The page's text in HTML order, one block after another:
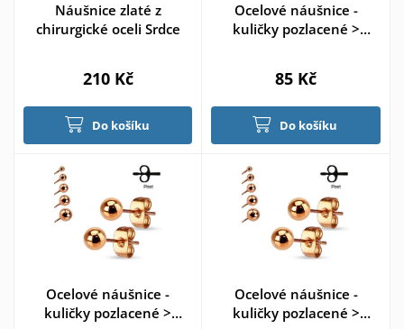
Náušnice zlaté z
chirurgické oceli Srdce
210 Kč
Do košíku
Ocelové náušnice -
kuličky pozlacené >
85 Kč
Do košíku
Ocelové náušnice -
kuličky pozlacené >
Ocelové náušnice -
kuličky pozlacené >